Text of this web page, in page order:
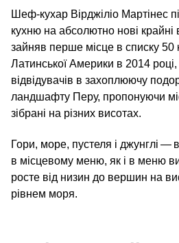
Шеф-кухар Вірджіліо Мартінес
кухню на абсолютно нові крайні
зайняв перше місце в списку 50
Латинської Америки в 2014 році,
відвідувачів в захоплюючу
ландшафту Перу, пропонуючи
зібрані на різних висотах.
Гори, море, пустеля і джунглі —
в місцевому меню, як і в меню
росте від низин до вершин на
рівнем моря.